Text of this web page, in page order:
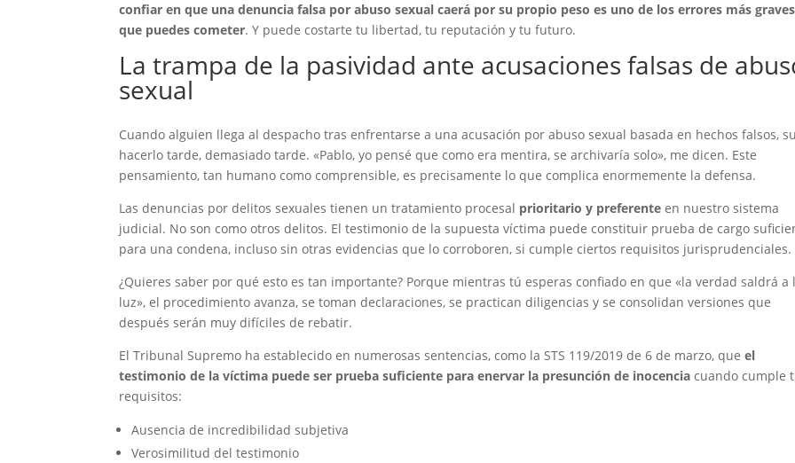
confiar en que una denuncia falsa por abuso sexual caerá por su propio peso es uno de los errores más graves
que puedes cometer. Y puede costarte tu libertad, tu reputación y tu futuro.
La trampa de la pasividad ante acusaciones falsas de
sexual
Cuando alguien llega al despacho tras enfrentarse a una acusación por abuso sexual basada en hechos falsos,
hacerlo tarde, demasiado tarde. «Pablo, yo pensé que como era mentira, se archivaría solo», me dicen. Este
pensamiento, tan humano como comprensible, es precisamente lo que complica enormemente la defensa.
Las denuncias por delitos sexuales tienen un tratamiento procesal prioritario y preferente en nuestro sistema
judicial. No son como otros delitos. El testimonio de la supuesta víctima puede constituir prueba de cargo
para una condena, incluso sin otras evidencias que lo corroboren, si cumple ciertos requisitos jurisprudenciales.
¿Quieres saber por qué esto es tan importante? Porque mientras tú esperas confiado en que «la verdad saldrá a
luz», el procedimiento avanza, se toman declaraciones, se practican diligencias y se consolidan versiones que
después serán muy difíciles de rebatir.
El Tribunal Supremo ha establecido en numerosas sentencias, como la STS 119/2019 de 6 de marzo, queel
testimonio de la víctima puede ser prueba suficiente para enervar la presunción de inocencia cuando cumple
requisitos:
Ausencia de incredibilidad subjetiva
Verosimilitud del testimonio